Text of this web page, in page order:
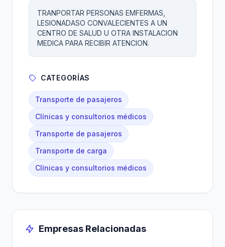
TRANPORTAR PERSONAS EMFERMAS,
LESIONADASO CONVALECIENTES A UN
CENTRO DE SALUD U OTRA INSTALACION
MEDICA PARA RECIBIR ATENCION.
CATEGORÍAS
Transporte de pasajeros
Clínicas y consultorios médicos
Transporte de pasajeros
Transporte de carga
Clínicas y consultorios médicos
Empresas Relacionadas